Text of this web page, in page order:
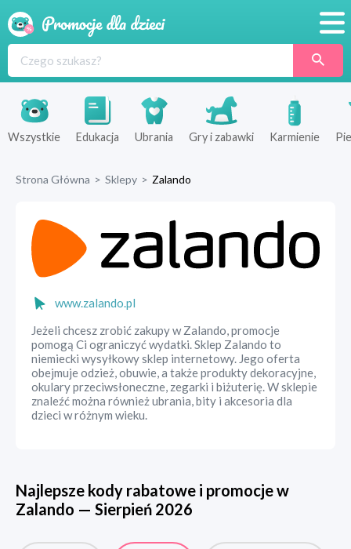
Produkty
Sklepy
Wszystkie Edukacja Ubrania Gry i zabawki Karmienie
Strona Główna > Sklepy > Zalando
www.zalando.pl
Jeżeli chcesz zrobić zakupy w Zalando, promocje
pomogą Ci ograniczyć wydatki. Sklep Zalando to
niemiecki wysyłkowy sklep internetowy. Jego oferta
obejmuje odzież, obuwie, a także produkty dekoracyjne,
okulary przeciwsłoneczne, zegarki i biżuterię. W sklepie
znaleźć można również ubrania, bity i akcesoria dla
dzieci w różnym wieku.
Najlepsze kody rabatowe i promocje w
Zalando — Sierpień 2026